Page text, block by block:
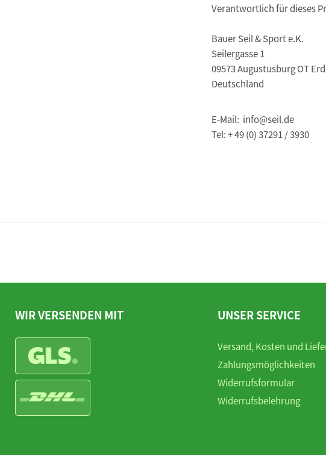
Verantwortlich für dieses
Bauer Seil & Sport e.K.
Seilergasse 1
09573 Augustusburg OT
Deutschland
E-Mail: info@seil.de
Tel: + 49 (0) 37291 / 3930
WIR VERSENDEN MIT UNSER SERVICE
Versand, Kosten und
Zahlungsmöglichkeiten
Widerrufsformular
Widerrufsbelehrung